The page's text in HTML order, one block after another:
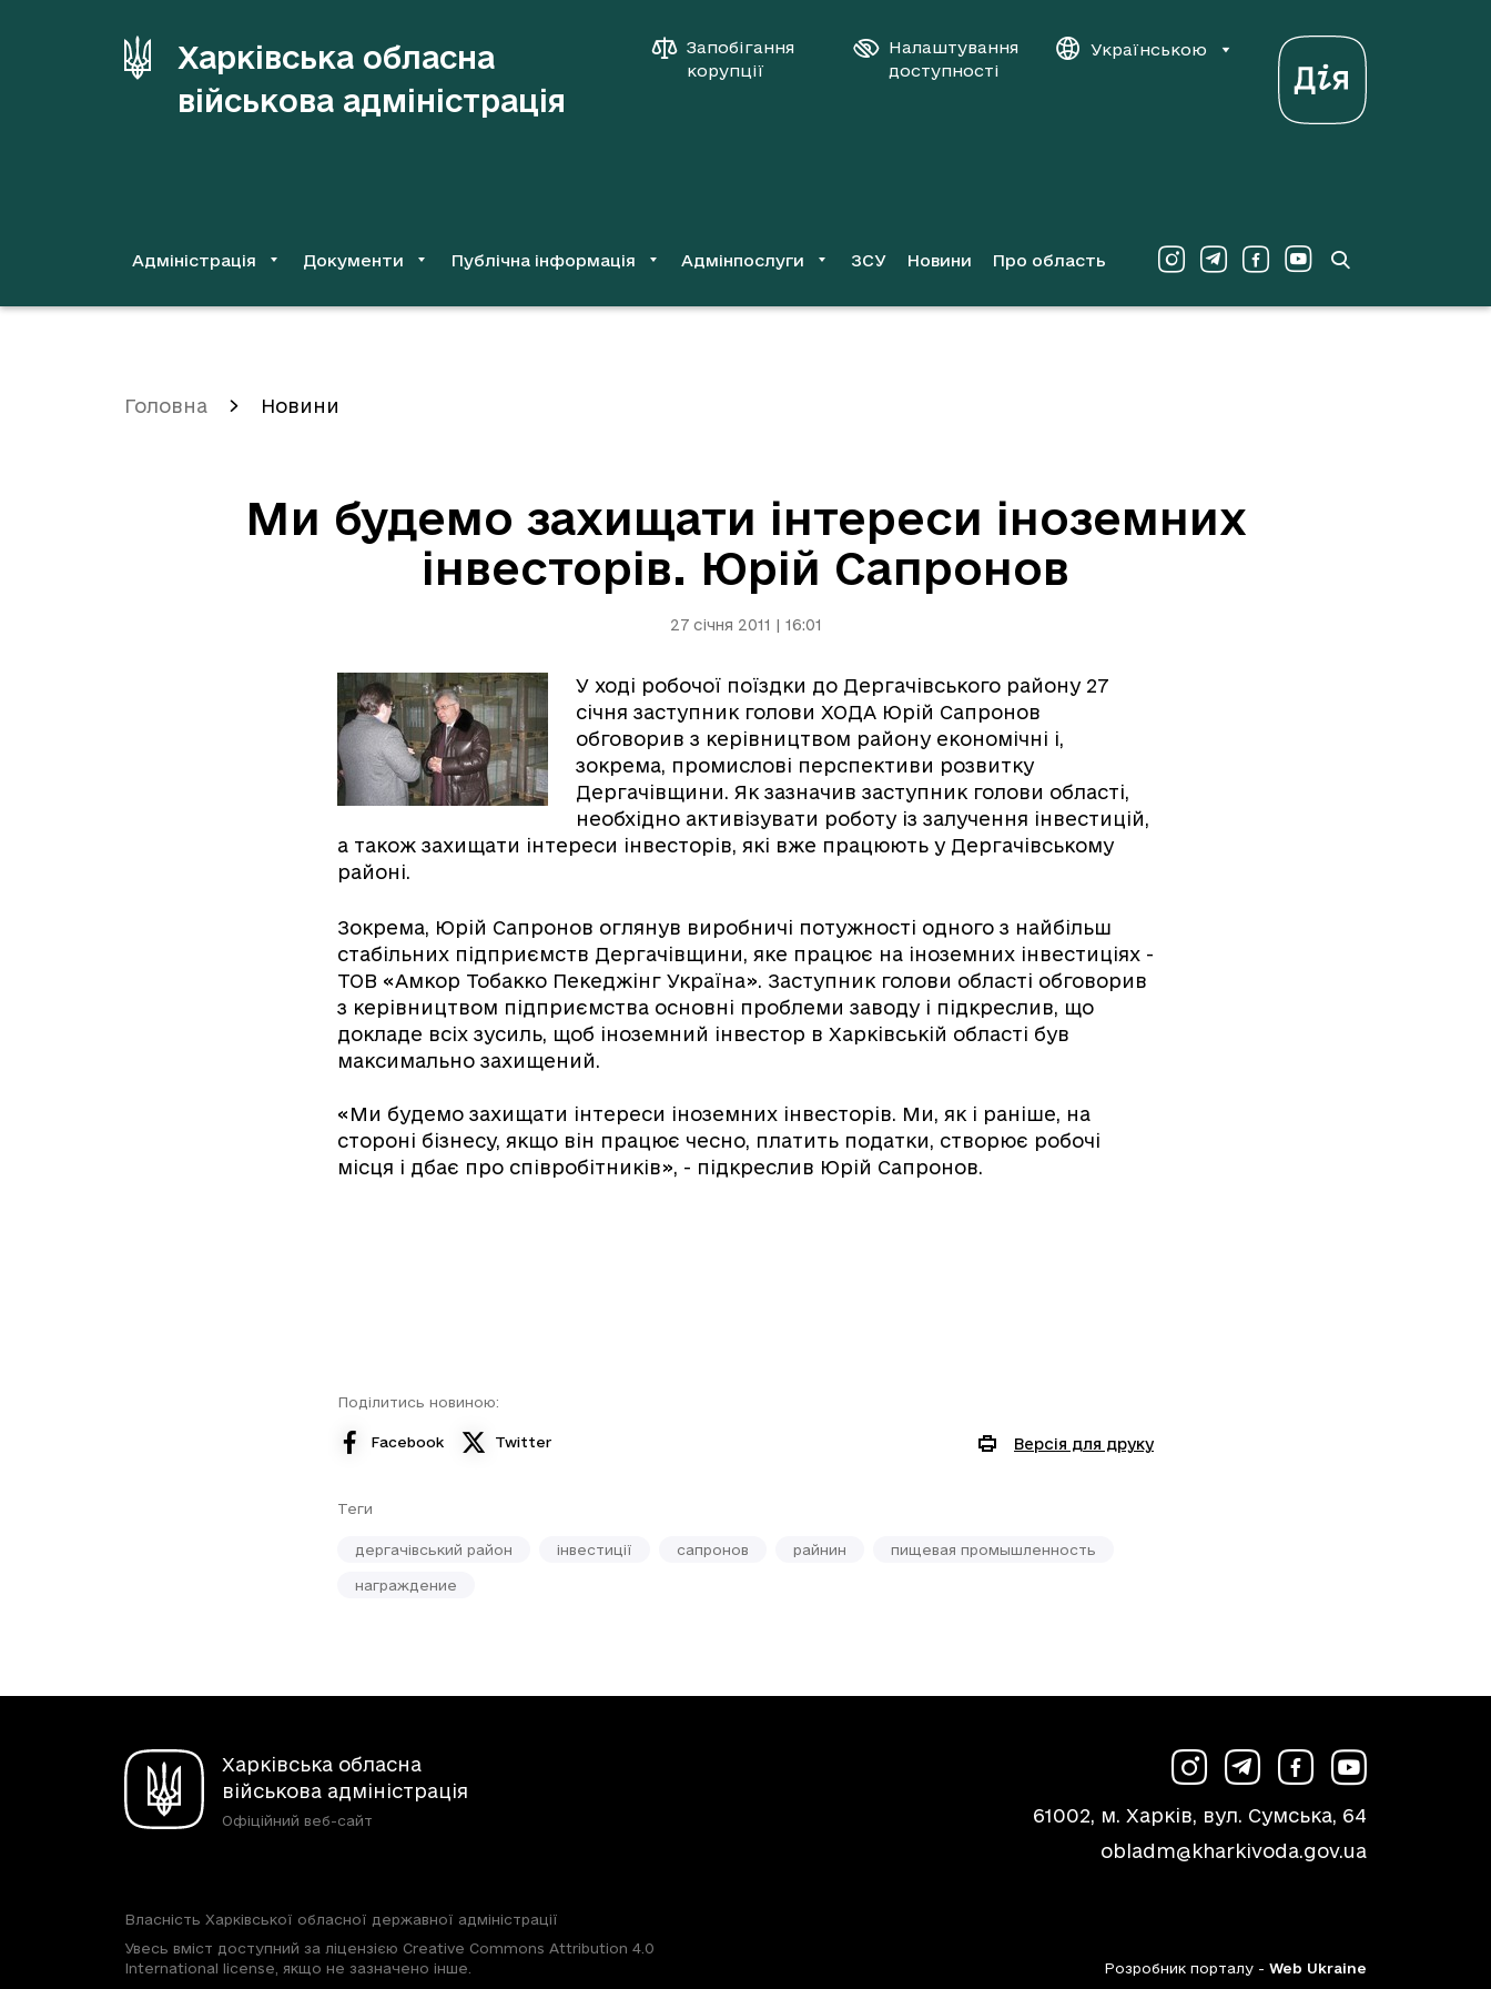
Харківська обласна
військова адміністрація
Запобігання
корупції
Налаштування
доступності
Українською
Адміністрація Документи Публічна інформація Адмінпослуги ЗСУ Новини Про область
Головна Новини
Ми будемо захищати інтереси іноземних
інвесторів. Юрій Сапронов
27 січня 2011 | 16:01
У ході робочої поїздки до Дергачівського району 27
січня заступник голови ХОДА Юрій Сапронов
обговорив з керівництвом району економічні і,
зокрема, промислові перспективи розвитку
Дергачівщини. Як зазначив заступник голови області,
необхідно активізувати роботу із залучення інвестицій,
а також захищати інтереси інвесторів, які вже працюють у Дергачівському
районі.
Зокрема, Юрій Сапронов оглянув виробничі потужності одного з найбільш
стабільних підприємств Дергачівщини, яке працює на іноземних інвестиціях -
ТОВ «Амкор Тобакко Пекеджінг Україна». Заступник голови області обговорив
з керівництвом підприємства основні проблеми заводу і підкреслив, що
докладе всіх зусиль, щоб іноземний інвестор в Харківській області був
максимально захищений.
«Ми будемо захищати інтереси іноземних інвесторів. Ми, як і раніше, на
стороні бізнесу, якщо він працює чесно, платить податки, створює робочі
місця і дбає про співробітників», - підкреслив Юрій Сапронов.
Поділитись новиною:
Facebook Twitter Версія для друку
Теги
дергачівський район інвестиції сапронов райнин пищевая промышленность
награждение
Харківська обласна
військова адміністрація
Офіційний веб-сайт
61002, м. Харків, вул. Сумська, 64
obladm@kharkivoda.gov.ua
Власність Харківської обласної державної адміністрації
Увесь вміст доступний за ліцензією Creative Commons Attribution 4.0
International license, якщо не зазначено інше.
Розробник порталу - Web Ukraine